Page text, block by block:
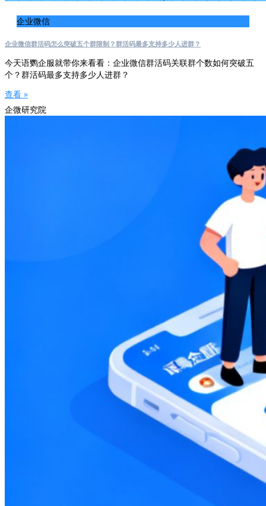
企业微信
企业微信群活码怎么突破五个群限制？群活码最多支持多少人进群？
今天语鹦企服就带你来看看：企业微信群活码关联群个数如何突破五
个？群活码最多支持多少人进群？
查看 »
企微研究院